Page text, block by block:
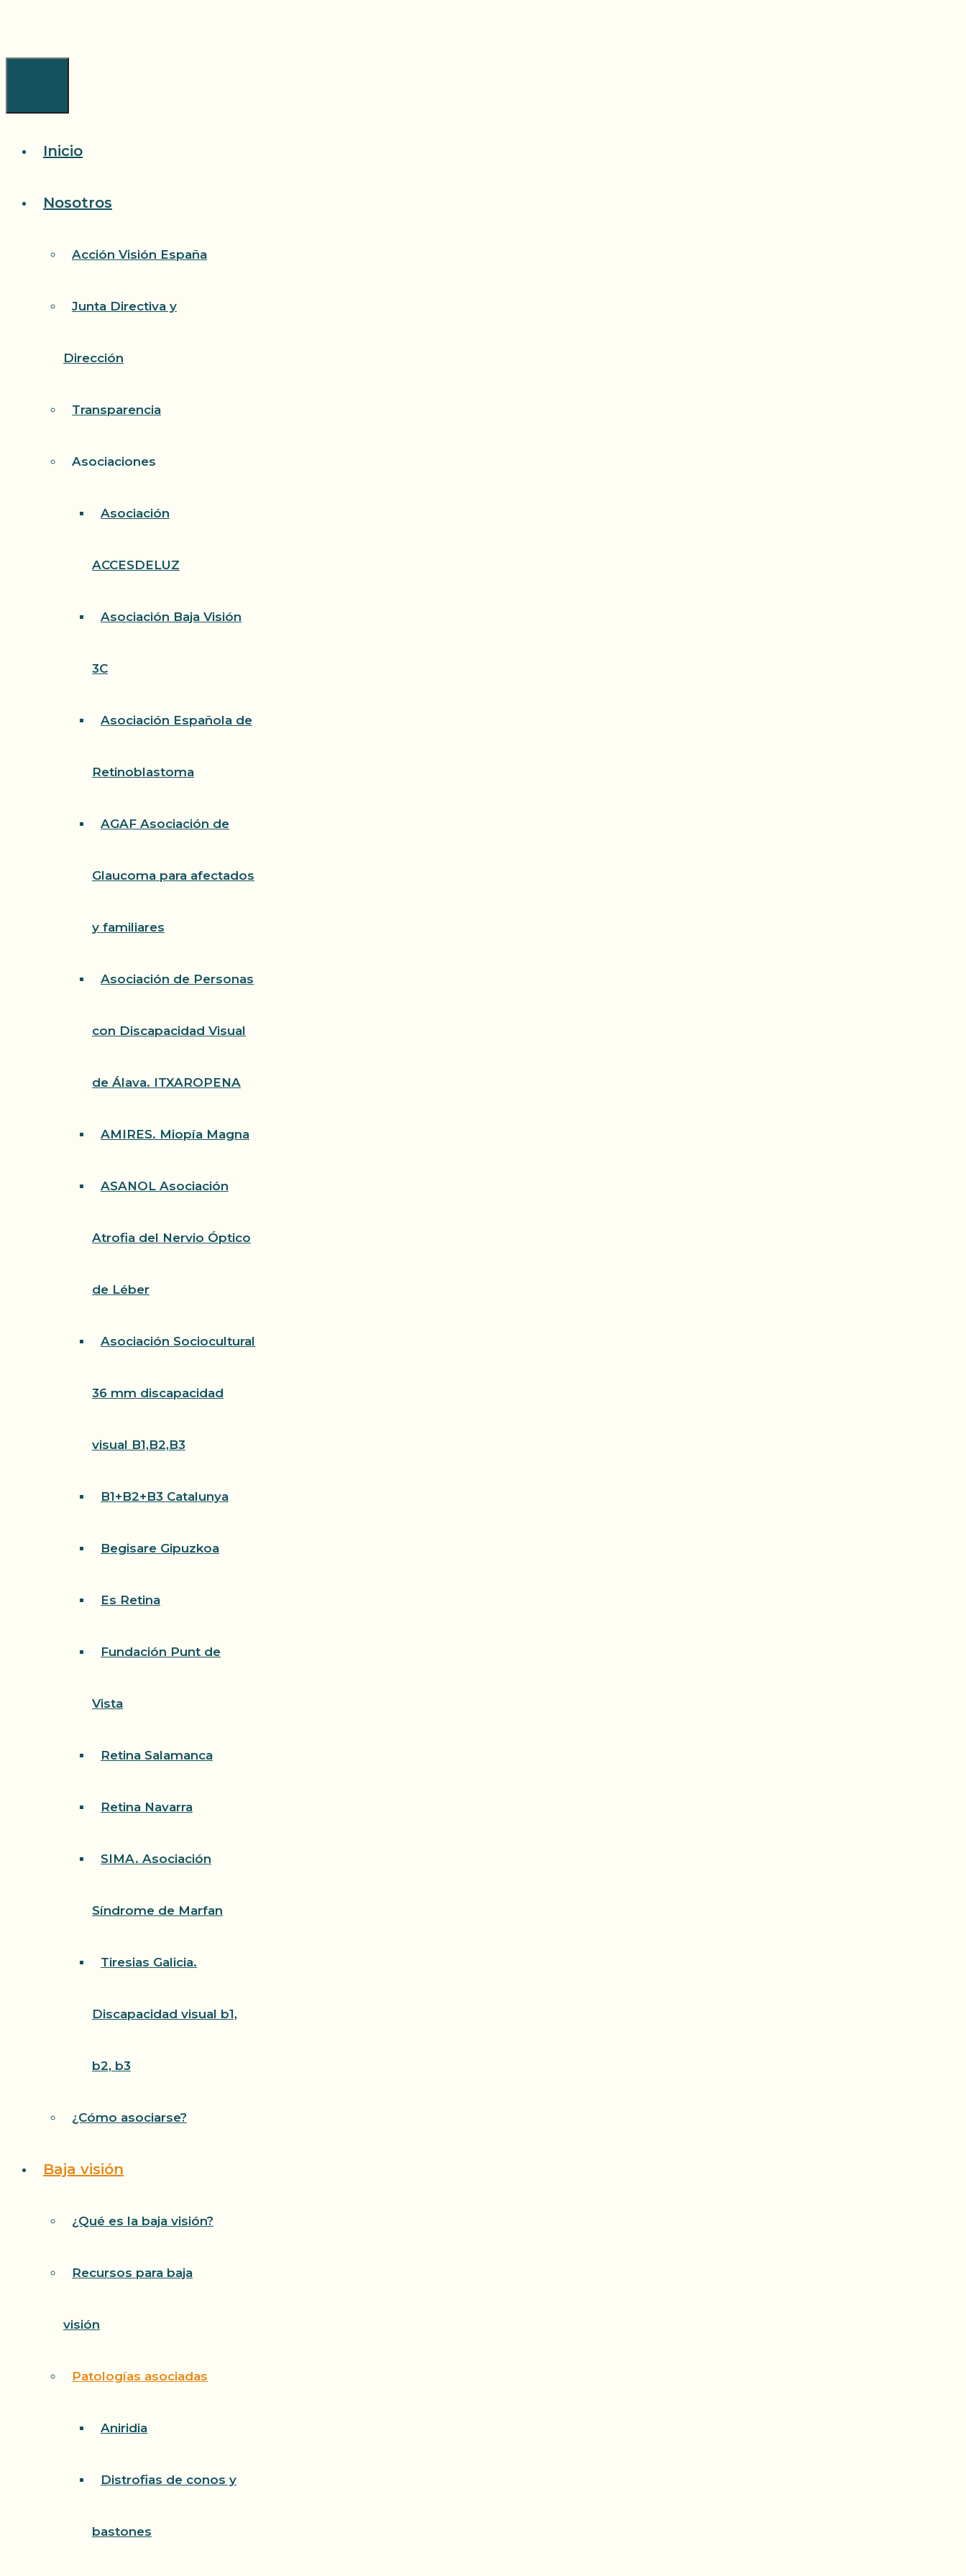
Inicio
Nosotros
Acción Visión España
Junta Directiva y
Dirección
Transparencia
Asociaciones
Asociación
ACCESDELUZ
Asociación Baja Visión
3C
Asociación Española de
Retinoblastoma
AGAF Asociación de
Glaucoma para afectados
y familiares
Asociación de Personas
con Discapacidad Visual
de Álava. ITXAROPENA
AMIRES. Miopía Magna
ASANOL Asociación
Atrofia del Nervio Óptico
de Léber
Asociación Sociocultural
36 mm discapacidad
visual B1,B2,B3
B1+B2+B3 Catalunya
Begisare Gipuzkoa
Es Retina
Fundación Punt de
Vista
Retina Salamanca
Retina Navarra
SIMA. Asociación
Síndrome de Marfan
Tiresias Galicia.
Discapacidad visual b1,
b2, b3
¿Cómo asociarse?
Baja visión
¿Qué es la baja visión?
Recursos para baja
visión
Patologías asociadas
Aniridia
Distrofias de conos y
bastones